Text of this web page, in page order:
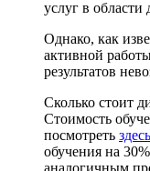
услуг в области
Однако, как
активной
результатов
Сколько стоит
Стоимость
посмотреть здесь
обучения на
аналогичным